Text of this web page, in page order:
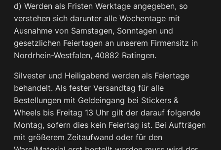
d) Werden als Fristen Werktage angegeben, so
verstehen sich darunter alle Wochentage mit
Ausnahme von Samstagen, Sonntagen und
gesetzlichen Feiertagen an unserem Firmensitz in
Nordrhein-Westfalen, 40882 Ratingen.
Silvester und Heiligabend werden als Feiertage
behandelt. Als fester Versandtag für alle
Bestellungen mit Geldeingang bei Stickers &
Wheels bis Freitag 13 Uhr gilt der darauf folgende
Montag, sofern dies kein Feiertag ist. Bei Aufträgen
mit größerem Zeitaufwand oder für den